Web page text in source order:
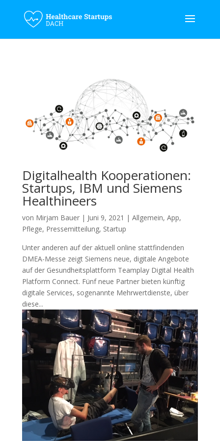
Digitalhealth Kooperationen:
Startups, IBM und Siemens
Healthineers
von Mirjam Bauer| Juni 9, 2021 | Allgemein, App,
Pflege, Pressemitteilung, Startup
Unter anderen auf der aktuell online stattfindenden
DMEA-Messe zeigt Siemens neue, digitale Angebote
auf der Gesundheitsplattform Teamplay Digital Health
Platform Connect. Fünf neue Partner bieten künftig
digitale Services, sogenannte Mehrwertdienste, über
diese...